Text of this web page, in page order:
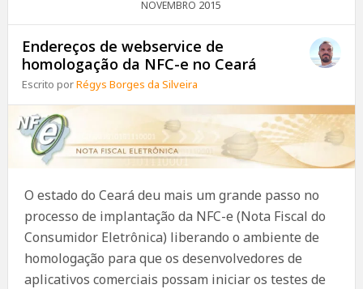
NOVEMBRO 2015
Endereços de webservice de
homologação da NFC-e no Ceará
Escrito porRégys Borges da Silveira
O estado do Ceará deu mais um grande passo no
processo de implantação da NFC-e (Nota Fiscal do
Consumidor Eletrônica) liberando o ambiente de
homologação para que os desenvolvedores de
aplicativos comerciais possam iniciar os testes de